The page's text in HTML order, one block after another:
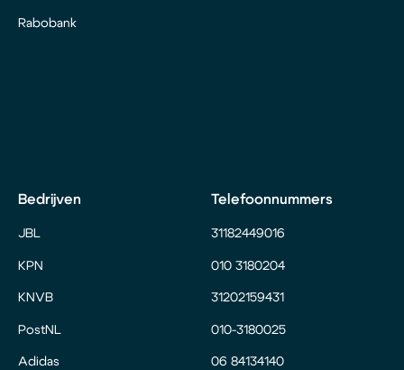
Rabobank
Bedrijven
JBL
KPN
KNVB
PostNL
Adidas
Telefoonnummers
31182449016
010 3180204
31202159431
010-3180025
06 84134140